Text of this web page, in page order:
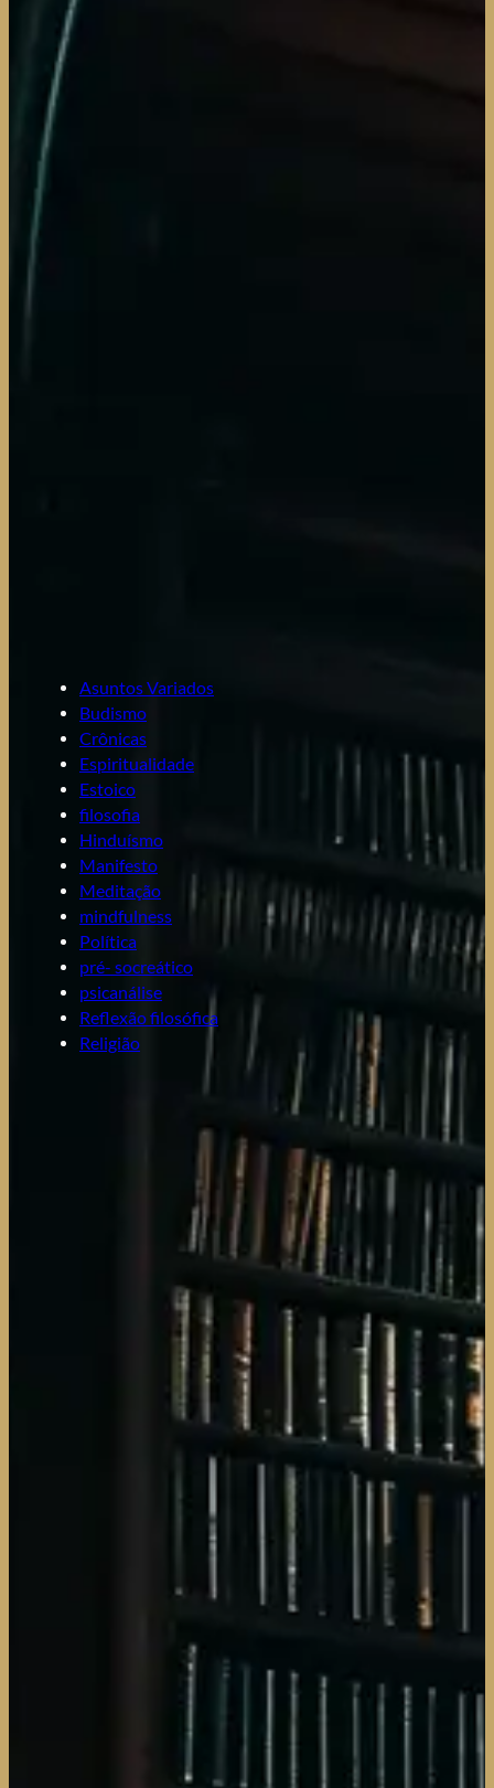
Asuntos Variados
Budismo
Crônicas
Espiritualidade
Estoico
filosofia
Hinduísmo
Manifesto
Meditação
mindfulness
Política
pré- socreático
psicanálise
Reflexão filosófica
Religião